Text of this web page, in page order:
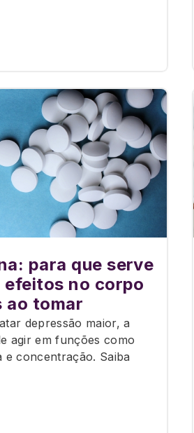
para que serve
efeitos no corpo
ao tomar
depressão maior, a
agir em funções como
e concentração. Saiba